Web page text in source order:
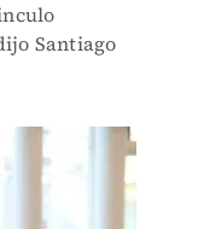
Santiago